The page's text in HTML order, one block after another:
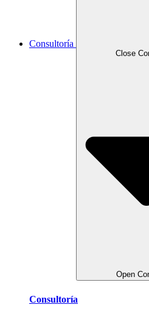
Consultoría
Close
Open
Consultoría